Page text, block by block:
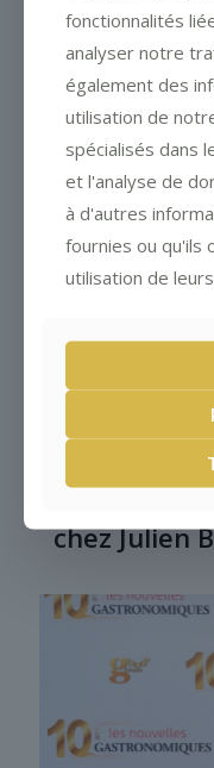
Sandrine
médaille de
chez Julien
fonctionnalités
analyser notre
également des
utilisation de
spécialisés dans
et l'analyse de
à d'autres
fournies ou qu'ils
utilisation de